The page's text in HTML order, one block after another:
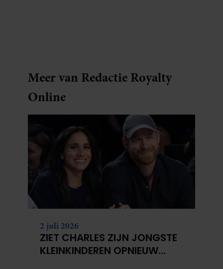
Meer van Redactie Royalty
Online
2 juli 2026
ZIET CHARLES ZIJN JONGSTE
KLEINKINDEREN OPNIEUW